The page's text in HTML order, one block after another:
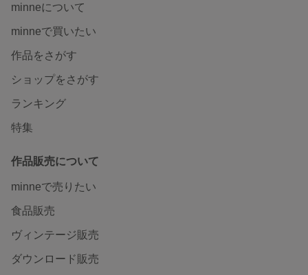
minneについて
minneで買いたい
作品をさがす
ショップをさがす
ランキング
特集
作品販売について
minneで売りたい
食品販売
ヴィンテージ販売
ダウンロード販売